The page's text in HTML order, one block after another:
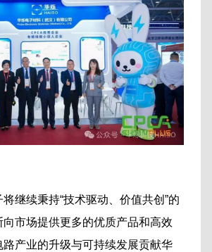
继续秉持“技术驱动、价值共创”的
市场提供更多的优质产品和高效
路产业的升级与可持续发展贡献华